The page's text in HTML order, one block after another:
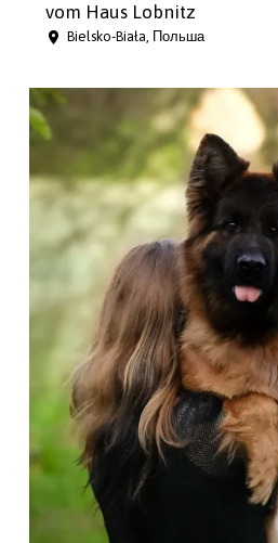
vom Haus Lobnitz
Bielsko-Biała, Польша